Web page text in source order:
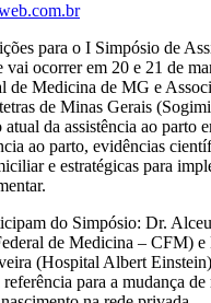
para o I Simpósio de
vai ocorrer em 20 e 21 de
de Medicina de MG e
de Minas Gerais
da assistência ao parto
ao parto, evidências
e estratégicas para
do Simpósio: Dr.
de Medicina – CFM) e
(Hospital Albert
para a mudança